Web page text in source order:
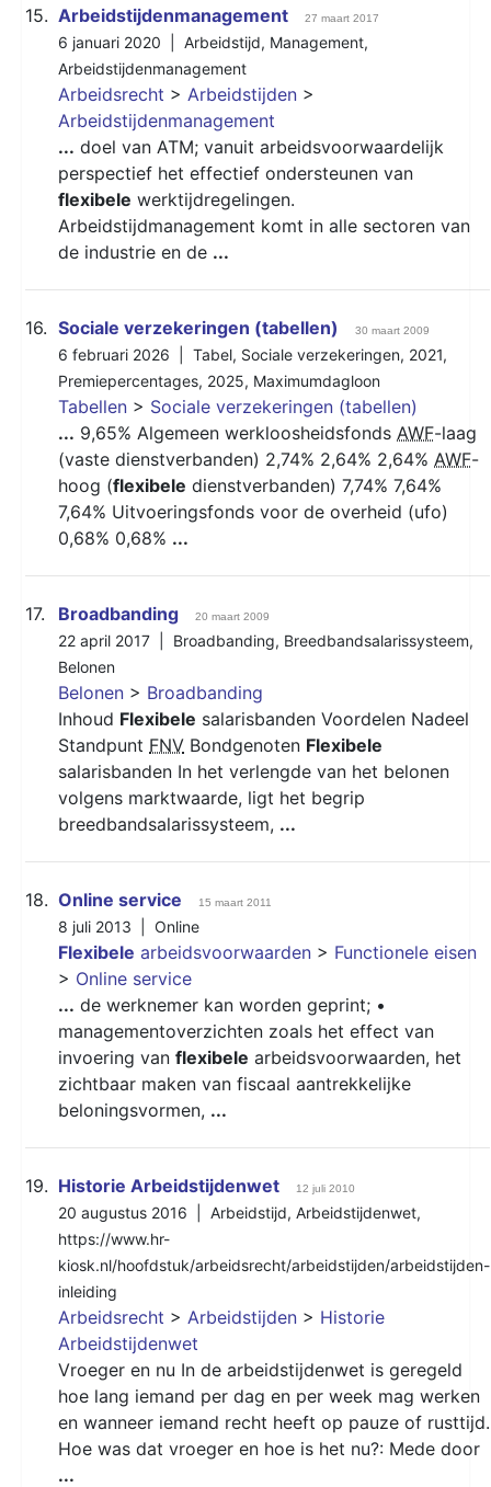
15. Arbeidstijdenmanagement 27 maart 2017
6 januari 2020 | Arbeidstijd, Management,
Arbeidstijdenmanagement
Arbeidsrecht > Arbeidstijden >
Arbeidstijdenmanagement
... doel van ATM; vanuit arbeidsvoorwaardelijk
perspectief het effectief ondersteunen van
flexibele werktijdregelingen.
Arbeidstijdmanagement komt in alle sectoren van
de industrie en de ...
16. Sociale verzekeringen (tabellen) 30 maart 2009
6 februari 2026 | Tabel, Sociale verzekeringen, 2021,
Premiepercentages, 2025, Maximumdagloon
Tabellen > Sociale verzekeringen (tabellen)
... 9,65% Algemeen werkloosheidsfonds AWF-laag
(vaste dienstverbanden) 2,74% 2,64% 2,64% AWF-
hoog (flexibele dienstverbanden) 7,74% 7,64%
7,64% Uitvoeringsfonds voor de overheid (ufo)
0,68% 0,68% ...
17. Broadbanding 20 maart 2009
22 april 2017 | Broadbanding, Breedbandsalarissysteem,
Belonen
Belonen > Broadbanding
Inhoud Flexibele salarisbanden Voordelen Nadeel
Standpunt FNV Bondgenoten Flexibele
salarisbanden In het verlengde van het belonen
volgens marktwaarde, ligt het begrip
breedbandsalarissysteem, ...
18. Online service 15 maart 2011
8 juli 2013 | Online
Flexibele arbeidsvoorwaarden > Functionele eisen
> Online service
... de werknemer kan worden geprint; •
managementoverzichten zoals het effect van
invoering van flexibele arbeidsvoorwaarden, het
zichtbaar maken van fiscaal aantrekkelijke
beloningsvormen, ...
19. Historie Arbeidstijdenwet 12 juli 2010
20 augustus 2016 | Arbeidstijd, Arbeidstijdenwet,
https://www.hr-
kiosk.nl/hoofdstuk/arbeidsrecht/arbeidstijden/arbeidstijden-
inleiding
Arbeidsrecht > Arbeidstijden > Historie
Arbeidstijdenwet
Vroeger en nu In de arbeidstijdenwet is geregeld
hoe lang iemand per dag en per week mag werken
en wanneer iemand recht heeft op pauze of rusttijd.
Hoe was dat vroeger en hoe is het nu?: Mede door
...